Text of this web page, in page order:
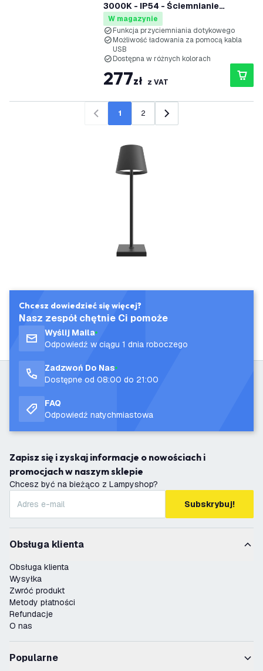
3000K - IP54 - Ściemnianie
dotykowe
W magazynie
Funkcja przyciemniania dotykowego
Możliwość ładowania za pomocą kabla
USB
Dostępna w różnych kolorach
277zł z VAT
Poprzedni
1 2 Następny
Chcesz dowiedzieć się więcej?
Nasz zespół chętnie Ci pomoże
Wyślij Maila
Odpowiedź w ciągu 1 dnia roboczego
Zadzwoń Do Nas
Dostępne od 08:00 do 21:00
FAQ
Odpowiedź natychmiastowa
Zapisz się i zyskaj informacje o nowościach i
promocjach w naszym sklepie
Chcesz być na bieżąco z Lampyshop?
Subskrybuj!
Obsługa klienta
Obsługa klienta
Wysyłka
Zwróć produkt
Metody płatności
Refundacje
O nas
Popularne